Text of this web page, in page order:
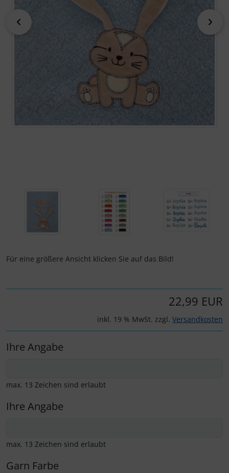
zurück
Für eine größere Ansicht klicken Sie auf das Bild!
22,99 EUR
inkl. 19 % MwSt. zzgl. Versandkosten
Ihre Angabe
max. 13 Zeichen sind erlaubt
Ihre Angabe
max. 13 Zeichen sind erlaubt
Garn Farbe